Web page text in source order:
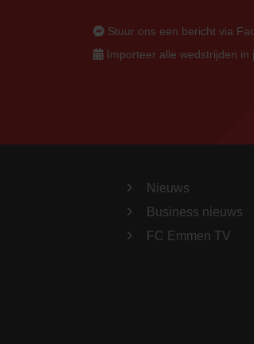
Stuur ons een bericht via
Importeer alle wedstrijden in
Nieuws
Business nieuws
FC Emmen TV